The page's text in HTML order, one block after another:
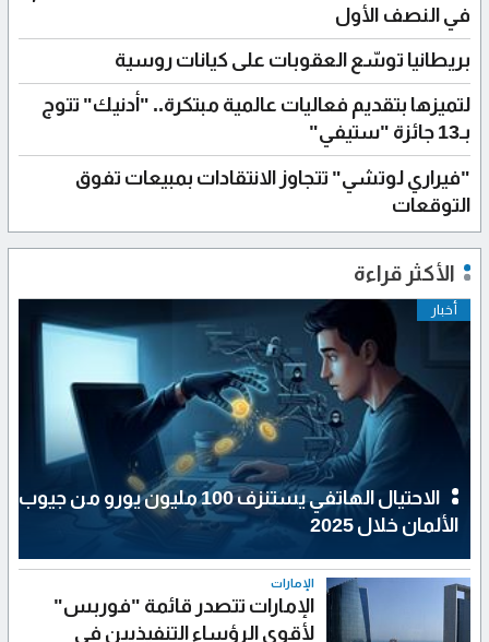
في النصف الأول
بريطانيا توسّع العقوبات على كيانات روسية
لتميزها بتقديم فعاليات عالمية مبتكرة.. "أدنيك" تتوج
بـ13 جائزة "ستيفي"
"فيراري لوتشي" تتجاوز الانتقادات بمبيعات تفوق
التوقعات
الأكثر قراءة
أخبار
الاحتيال الهاتفي يستنزف 100 مليون يورو من جيوب
الألمان خلال 2025
الإمارات
الإمارات تتصدر قائمة "فوربس"
لأقوى الرؤساء التنفيذيين في